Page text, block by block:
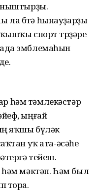
бөтә һынауҙарҙы
спорт төрҙәре
эмблемаһын
һәм тәмлекәстәр
ыңғай
яҡшы бүләк
уҡ ата-әсәһе
тейеш.
мәктәп. Һәм был
тора.